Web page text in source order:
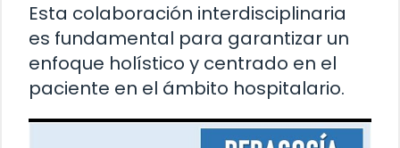
Esta colaboración interdisciplinaria
es fundamental para garantizar un
enfoque holístico y centrado en el
paciente en el ámbito hospitalario.